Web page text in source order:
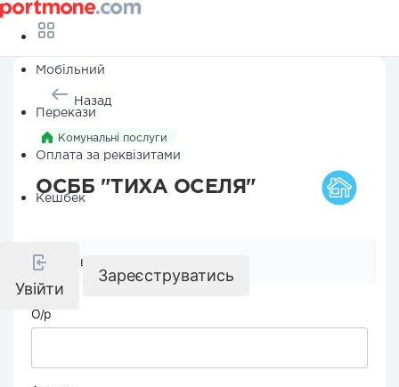
Мобільний
Перекази
Оплата за реквізитами
Кешбек
Увійти
Зареєструватись
Назад
Комунальні послуги
ОСББ "ТИХА ОСЕЛЯ"
Реквізити компанії
О/р